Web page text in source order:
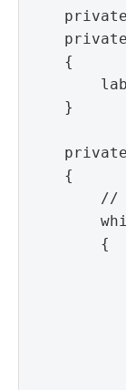
    {
    }
    {
//
        {